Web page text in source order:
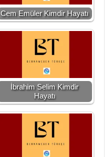
Cem Emüler Kimdir Hayatı
İbrahim Selim Kimdir
Hayatı